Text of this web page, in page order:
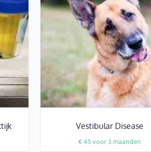
Vestibular Disease
€45voor 3 maanden